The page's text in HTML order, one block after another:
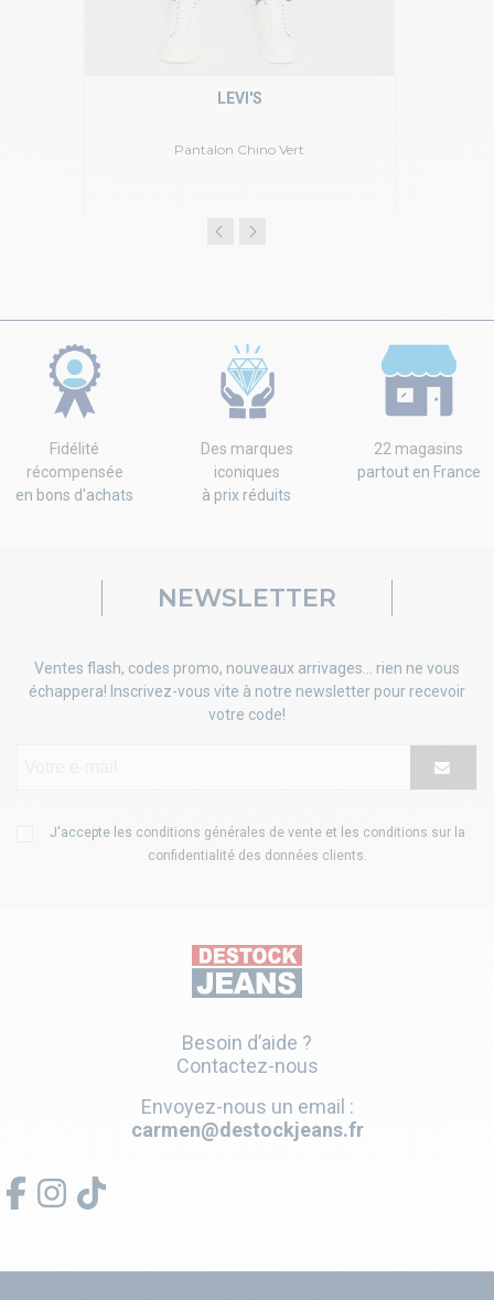
Pantalon Chino Vert
LEVI'S
Fidélité
récompensée
en bons d'achats
Des marques
iconiques
à prix réduits
22 magasins
partout en France
NEWSLETTER
Ventes flash, codes promo, nouveaux arrivages... rien ne vous
échappera! Inscrivez-vous vite à notre newsletter pour recevoir
votre code!
J'accepte les conditions générales de vente et les conditions sur la
confidentialité des données clients
Besoin d’aide ?
Contactez-nous
Envoyez-nous un email :
carmen@destockjeans.fr